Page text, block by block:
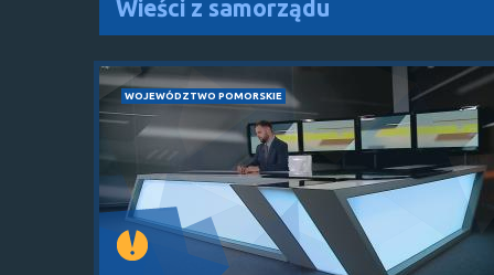
Wieści z samorządu
WOJEWÓDZTWO POMORSKIE